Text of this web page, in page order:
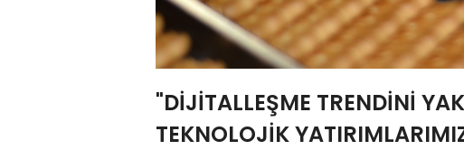
"DİJİTALLEŞME TRENDİNİ
TEKNOLOJİK